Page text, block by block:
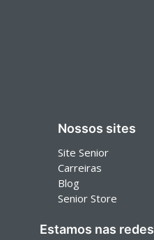
Nossos sites
Site Senior
Carreiras
Blog
Senior Store
Estamos nas redes